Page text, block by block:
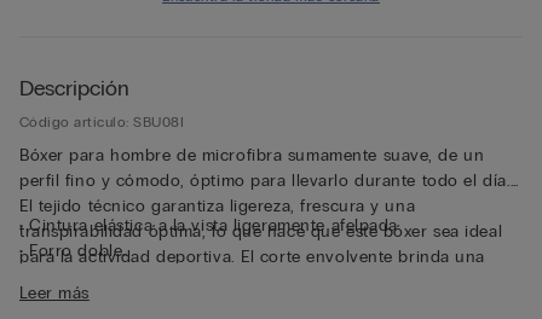
Descripción
Código artículo: SBU08I
Bóxer para hombre de microfibra sumamente suave, de un
perfil fino y cómodo, óptimo para llevarlo durante todo el día.
El tejido técnico garantiza ligereza, frescura y una
transpirabilidad óptima, lo que hace que este bóxer sea ideal
para la actividad deportiva. El corte envolvente brinda una
sensación de segunda piel. La goma a la vista con el logo,
ligeramente afelpada en su interior, ciñe totalmente la cinturilla
• Cintura elástica a la vista ligeramente afelpada
• Forro doble
• Se ajusta suavemente al cuerpo
Leer más